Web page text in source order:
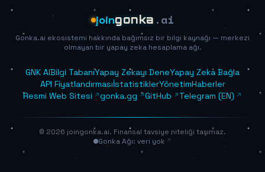
joingonka .ai
Gonka.ai ekosistemi hakkında bağımsız bir bilgi kaynağı — merkezi
olmayan bir yapay zeka hesaplama ağı.
GNK AlBilgi TabanıYapay Zekayı DeneYapay Zeka Bağla
API FiyatlandırmasıİstatistiklerYönetimHaberler
Resmi Web Sitesi
gonka.gg GitHub Telegram (EN)
© 2026 joingonka.ai. Finansal tavsiye niteliği taşımaz.
Gonka Ağı: veri yok